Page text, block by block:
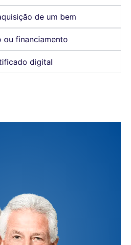
de um bem
ou financiamento
digital